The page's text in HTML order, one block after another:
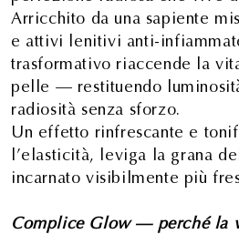
Arricchito da una sapiente
e attivi lenitivi anti-
trasformativo riaccende la
pelle — restituendo
radiosità senza sforzo.
Un effetto rinfrescante e
l’elasticità, leviga la grana
incarnato visibilmente più
Complice Glow — perché la